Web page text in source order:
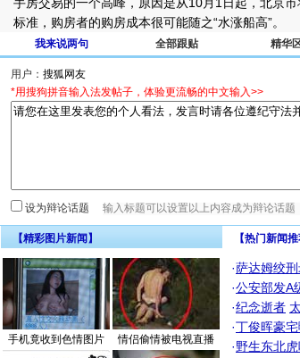
标准，购房者的购房成本很可能随之“水涨船高”。
我来说两句 全部跟贴 精华
用户：
*用搜狗拼音输入法发帖子，体验更流畅的中文输入>>
设为辩论话题
【精彩图片新闻】
手机竟收到色情图片 情侣偷情被电视直播
【热门新闻推
·萨达姆绞
·公安部发A
·纪念逝者
·丁俊晖豪
·野生东北